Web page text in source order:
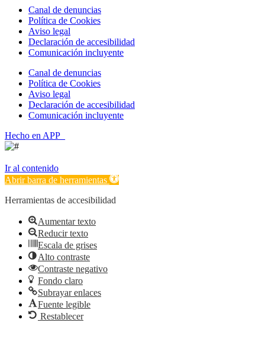
Canal de denuncias
Política de Cookies
Aviso legal
Declaración de accesibilidad
Comunicación incluyente
Canal de denuncias
Política de Cookies
Aviso legal
Declaración de accesibilidad
Comunicación incluyente
Hecho en APP_
Ir al contenido
Abrir barra de herramientas
Herramientas de accesibilidad
Aumentar texto
Reducir texto
Escala de grises
Alto contraste
Contraste negativo
Fondo claro
Subrayar enlaces
Fuente legible
Restablecer